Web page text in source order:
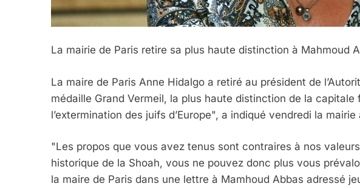
La mairie de Paris retire sa plus haute distinction à Mahmoud
La maire de Paris Anne Hidalgo a retiré au président de
médaille Grand Vermeil, la plus haute distinction de la
l’extermination des juifs d’Europe", a indiqué vendredi la mairie
"Les propos que vous avez tenus sont contraires à nos
historique de la Shoah, vous ne pouvez donc plus vous
la maire de Paris dans une lettre à Mamhoud Abbas adressé
5